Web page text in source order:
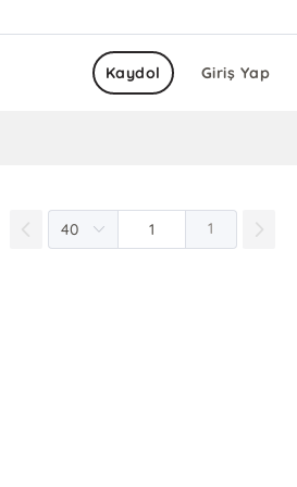
Giriş Yap
Kaydol
1